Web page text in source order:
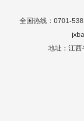
全国热线：0701-
地址：江西